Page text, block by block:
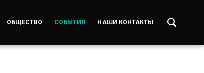
ОБЩЕСТВО СОБЫТИЯ НАШИ КОНТАКТЫ